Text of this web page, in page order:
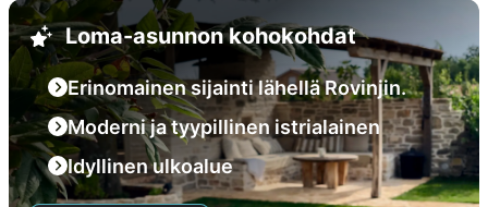
Loma-asunnon kohokohdat
Erinomainen sijainti lähellä Rovinjin.
Moderni ja tyypillinen istrialainen
Idyllinen ulkoalue